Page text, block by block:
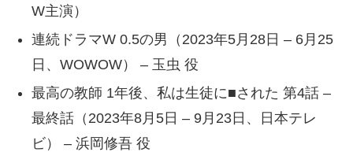
W主演）
連続ドラマW 0.5の男（2023年5月28日 – 6月25
日、WOWOW） – 玉虫 役
最高の教師 1年後、私は生徒に■された 第4話 –
最終話（2023年8月5日 – 9月23日、日本テレ
ビ） – 浜岡修吾 役